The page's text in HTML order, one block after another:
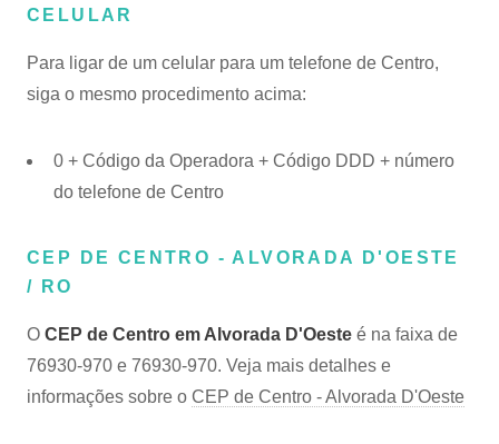
CELULAR
Para ligar de um celular para um telefone de Centro,
siga o mesmo procedimento acima:
0 + Código da Operadora + Código DDD + número
do telefone de Centro
CEP DE CENTRO - ALVORADA D'OESTE
/ RO
O CEP de Centro em Alvorada D'Oeste é na faixa de
76930-970 e 76930-970. Veja mais detalhes e
informações sobre o CEP de Centro - Alvorada D'Oeste